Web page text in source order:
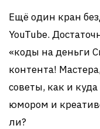
Ещё один кран
YouTube.
«коды на деньги
контента!
советы, как и
юмором и
ли?